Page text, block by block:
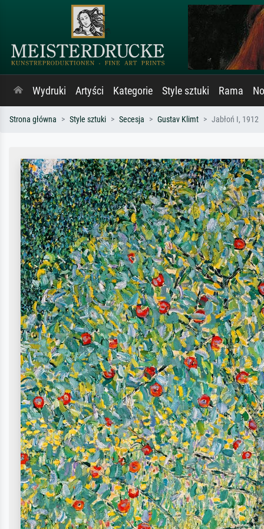
Wydruki Artyści Kategorie Style sztuki Rama
Strona główna Style sztuki Secesja Gustav Klimt Jabłoń I, 1912